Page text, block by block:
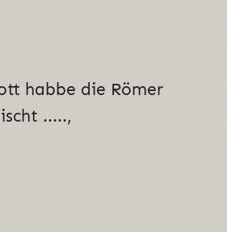
habbe die Römer
.....,